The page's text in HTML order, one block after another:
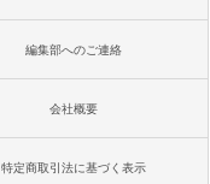
編集部へのご連絡
会社概要
特定商取引法に基づく表示